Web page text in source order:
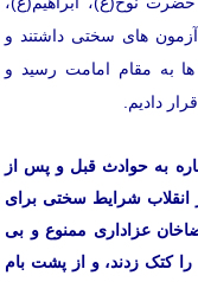
های سختی داشتند و
به مقام امامت رسید و
دادیم.
به حوادث قبل و پس از
انقلاب شرایط سختی برای
عزاداری ممنوع و بی
کتک زدند، و از پشت بام